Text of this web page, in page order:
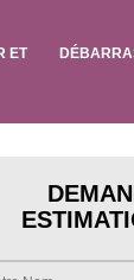
ET